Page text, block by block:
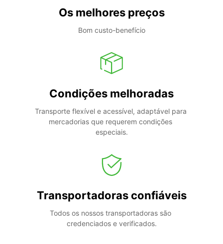
Os melhores preços
Bom custo-benefício
Condições melhoradas
Transporte flexível e acessível, adaptável para
mercadorias que requerem condições
especiais.
Transportadoras confiáveis
Todos os nossos transportadoras são
credenciados e verificados.